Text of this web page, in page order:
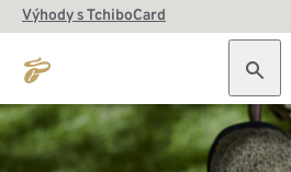
Výhody s TchiboCard